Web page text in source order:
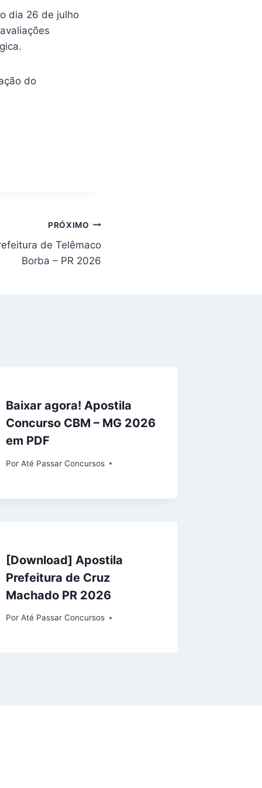
dia 26 de julho
do
PRÓXIMO
de Telêmaco
Borba – PR 2026
Baixar agora! Apostila
Concurso CBM – MG 2026
em PDF
Por Até Passar Concursos
[Download] Apostila
Prefeitura de Cruz
Machado PR 2026
Por Até Passar Concursos